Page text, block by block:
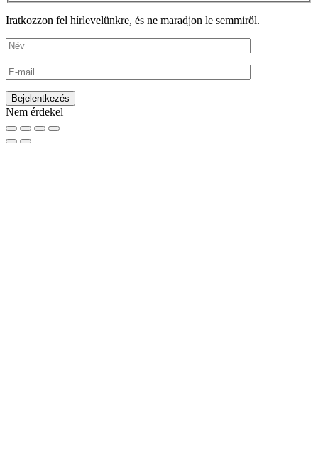
Iratkozzon fel hírlevelünkre, és ne maradjon le semmiről.
Nem érdekel